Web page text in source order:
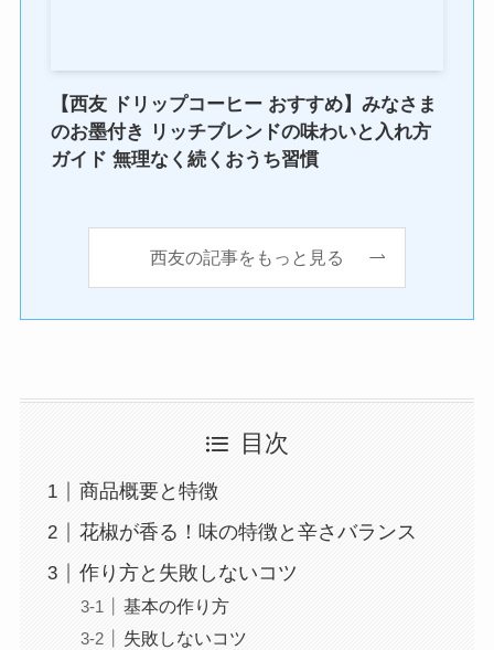
【西友 ドリップコーヒー おすすめ】みなさま
のお墨付き リッチブレンドの味わいと入れ方
ガイド 無理なく続くおうち習慣
西友の記事をもっと見る
目次
商品概要と特徴
花椒が香る！味の特徴と辛さバランス
作り方と失敗しないコツ
基本の作り方
失敗しないコツ